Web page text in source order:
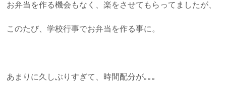
お弁当を作る機会もなく、楽をさせてもらってましたが、
このたび、学校行事でお弁当を作る事に。
あまりに久しぶりすぎて、時間配分が｡｡｡